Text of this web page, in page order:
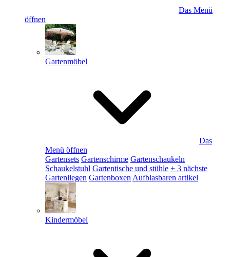
Das Menü
öffnen
Gartenmöbel
Das
Menü öffnen
Gartensets Gartenschirme Gartenschaukeln
Schaukelstuhl Gartentische und stühle + 3 nächste
Gartenliegen Gartenboxen Aufblasbaren artikel
Kindermöbel